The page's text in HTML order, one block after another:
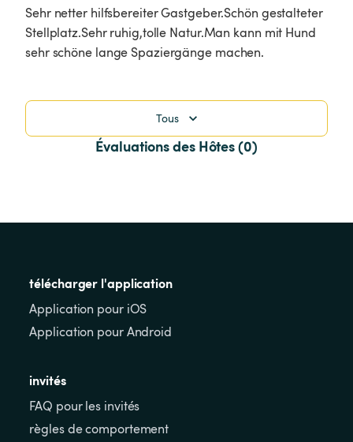
Sehr netter hilfsbereiter Gastgeber.Schön gestalteter
Stellplatz.Sehr ruhig,tolle Natur.Man kann mit Hund
sehr schöne lange Spaziergänge machen.
Tous
Évaluations des Hôtes (0)
télécharger l'application
Application pour iOS
Application pour Android
invités
FAQ pour les invités
règles de comportement